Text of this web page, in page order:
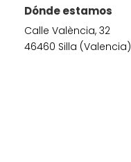
Dónde estamos
Calle València, 32
46460 Silla (Valencia)